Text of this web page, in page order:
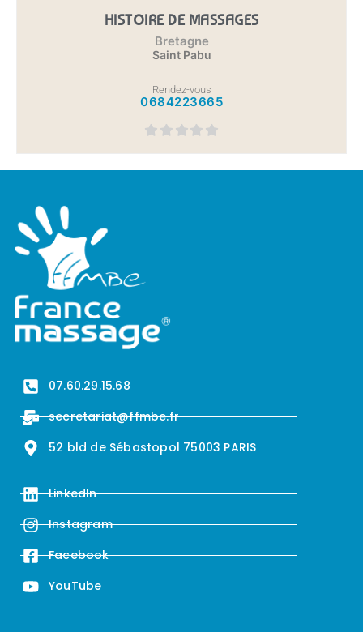
HISTOIRE DE MASSAGES
Bretagne
Saint Pabu
Rendez-vous
0684223665
07.60.29.15.68
secretariat@ffmbe.fr
52 bld de Sébastopol 75003 PARIS
LinkedIn
Instagram
Facebook
YouTube